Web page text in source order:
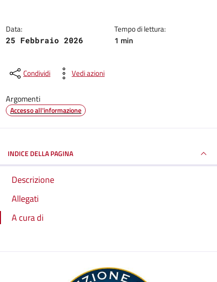
Data:
25 Febbraio 2026
Tempo di lettura:
1 min
Condividi Vedi azioni
Argomenti
Accesso all'informazione
INDICE DELLA PAGINA
Descrizione
Allegati
A cura di